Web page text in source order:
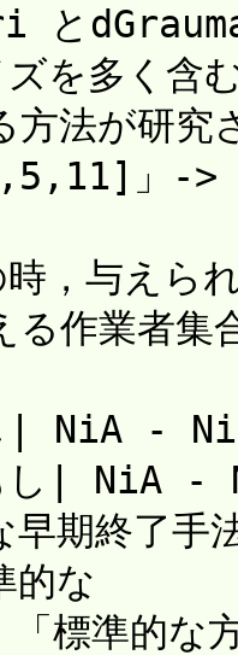
と
を多く含
方法が研究
」-> 個
，与えら
る作業者
| NiA -
し| NiA -
早期終了
的な
「標準的な